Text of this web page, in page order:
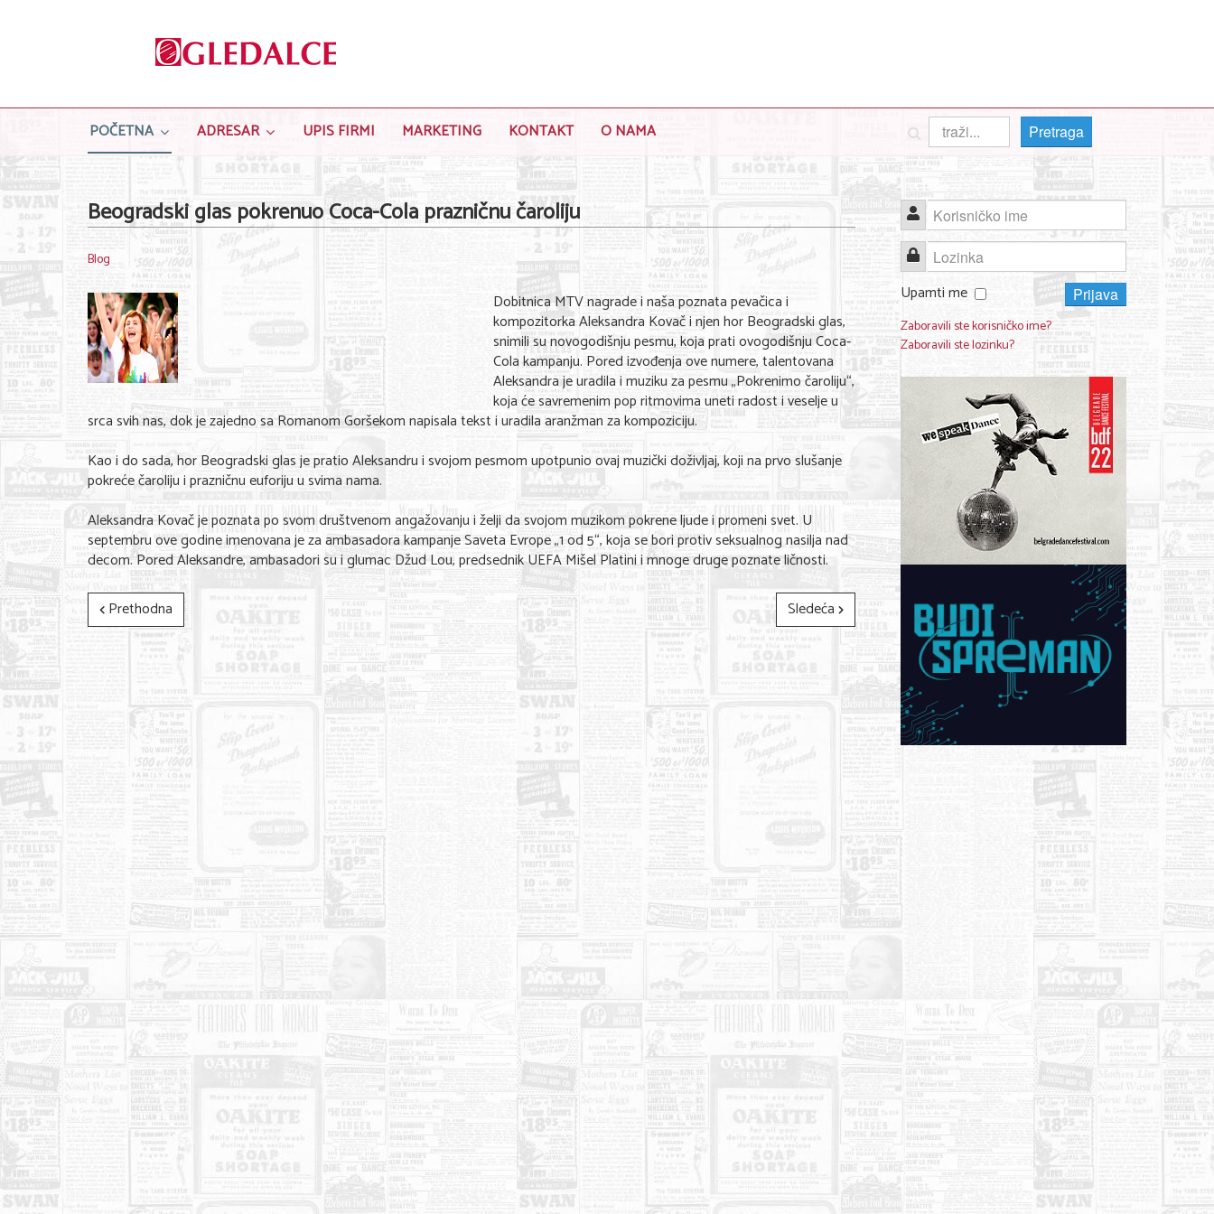
POČETNA ADRESAR UPIS FIRMI MARKETING KONTAKT O NAMA Pretraga
Beogradski glas pokrenuo Coca-Cola prazničnu čaroliju
Blog
Dobitnica MTV nagrade i naša poznata pevačica i
kompozitorka Aleksandra Kovač i njen hor Beogradski glas,
snimili su novogodišnju pesmu, koja prati ovogodišnju Coca-
Cola kampanju. Pored izvođenja ove numere, talentovana
Aleksandra je uradila i muziku za pesmu „Pokrenimo čaroliju“,
koja će savremenim pop ritmovima uneti radost i veselje u
srca svih nas, dok je zajedno sa Romanom Goršekom napisala tekst i uradila aranžman za kompoziciju.
Kao i do sada, hor Beogradski glas je pratio Aleksandru i svojom pesmom upotpunio ovaj muzički doživljaj, koji na prvo slušanje
pokreće čaroliju i prazničnu euforiju u svima nama.
Aleksandra Kovač je poznata po svom društvenom angažovanju i želji da svojom muzikom pokrene ljude i promeni svet. U
septembru ove godine imenovana je za ambasadora kampanje Saveta Evrope „1 od 5“, koja se bori protiv seksualnog nasilja nad
decom. Pored Aleksandre, ambasadori su i glumac Džud Lou, predsednik UEFA Mišel Platini i mnoge druge poznate ličnosti.
Prethodna
Sledeća
Korisničko ime
Lozinka
Upamti me
Prijava
Zaboravili ste korisničko ime?
Zaboravili ste lozinku?